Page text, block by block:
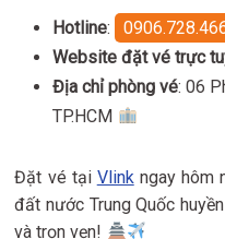
Hotline:
Website đặt vé trực
Địa chỉ phòng vé: 06
TP.HCM
Đặt vé tại Vlinkngay hôm
đất nước Trung Quốc
và trọn vẹn!